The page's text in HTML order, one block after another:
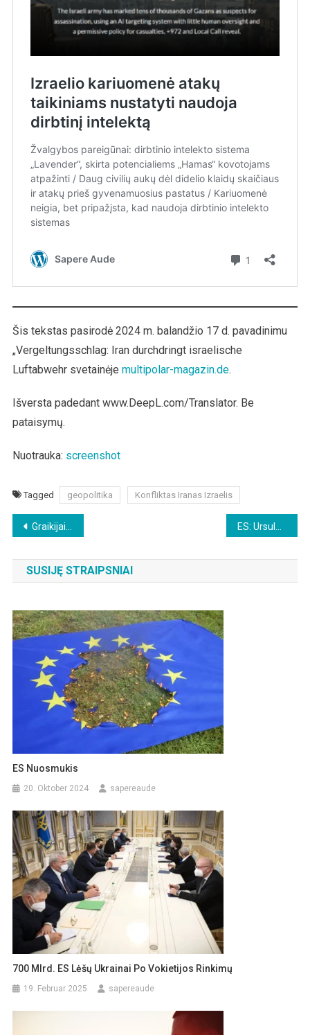
Šis tekstas pasirodė 2024 m. balandžio 17 d. pavadinimu
„Vergeltungsschlag: Iran durchdringt israelische
Luftabwehr svetainėje multipolar-magazin.de.
Išversta padedant www.DeepL.com/Translator. Be
pataisymų.
Nuotrauka: screenshot
Tagged geopolitika Konfliktas Iranas Izraelis
Beitragsnavigation
Graikijai gresia gyventojų skaičiaus nuosmukis
SUSIJĘ STRAIPSNIAI
ES Nuosmukis
20. Oktober 2024 sapereaude
700 Mlrd. ES Lėšų Ukrainai Po Vokietijos Rinkimų
19. Februar 2025 sapereaude